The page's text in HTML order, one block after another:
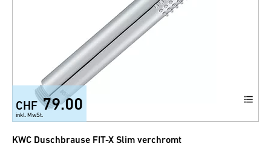
CHF 79.00
inkl. MwSt.
KWC Duschbrause FIT-X Slim verchromt